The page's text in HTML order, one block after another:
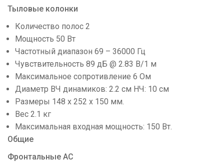
Тыловые колонки
Количество полос 2
Мощность 50 Вт
Частотный диапазон 69 – 36000 Гц
Чувствительность 89 дБ @ 2.83 В/1 м
Максимальное сопротивление 6 Ом
Диаметр ВЧ динамиков: 2.2 см НЧ: 10 см
Размеры 148 x 252 x 150 мм.
Вес 2.1 кг
Максимальная входная мощность: 150 Вт.
Общие
Фронтальные АС